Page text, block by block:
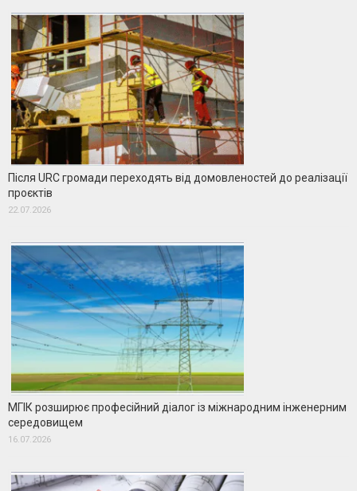
Після URC громади переходять від домовленостей до реалізації
проєктів
22.07.2026
МГІК розширює професійний діалог із міжнародним інженерним
середовищем
16.07.2026